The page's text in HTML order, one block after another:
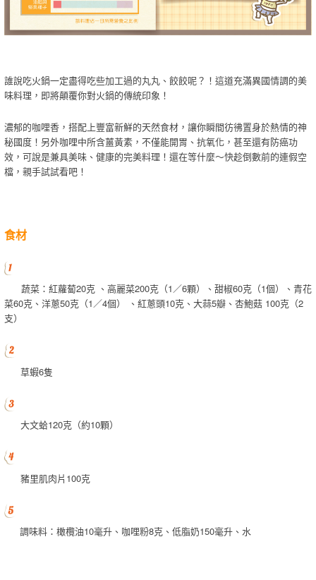
誰說吃火鍋一定盡得吃些加工過的丸丸、餃餃呢？！這道充滿異國情調的美
味料理，即將顛覆你對火鍋的傳統印象！
濃郁的咖哩香，搭配上豐富新鮮的天然食材，讓你瞬間彷彿置身於熱情的神
秘國度！另外咖哩中所含薑黃素，不僅能開胃、抗氧化，甚至還有防癌功
效，可說是兼具美味、健康的完美料理！還在等什麼～快趁倒數前的連假空
檔，親手試試看吧！
食材
蔬菜：紅蘿蔔20克 、高麗菜200克（1／6顆）、甜椒60克（1個）、青花
菜60克、洋蔥50克（1／4個） 、紅蔥頭10克、大蒜5瓣、杏鮑菇 100克（2
支）
草蝦6隻
大文蛤120克（約10顆）
豬里肌肉片100克
調味料：橄欖油10毫升、咖哩粉8克、低脂奶150毫升、水